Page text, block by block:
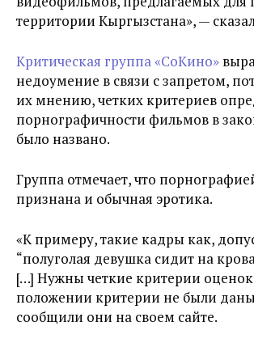
территории Кыргызстана», —
Критическая группа «СоКино»
недоумение в связи с запретом,
их мнению, четких критериев
порнографичности фильмов в
было названо.
Группа отмечает, что
признана и обычная эротика.
«К примеру, такие кадры как,
“полуголая девушка сидит на
[…] Нужны четкие критерии
положении критерии не были
сообщили они на своем сайте.